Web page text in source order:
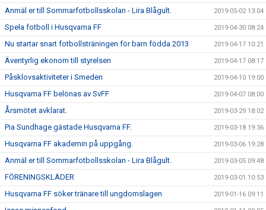
Anmäl er till Sommarfotbollsskolan - Lira Blågult. 2019-05-02 13:04
Spela fotboll i Husqvarna FF 2019-04-30 08:24
Nu startar snart fotbollsträningen för barn födda 2013 2019-04-17 10:21
Äventyrlig ekonom till styrelsen 2019-04-17 08:17
Påsklovsaktiviteter i Smeden 2019-04-10 19:00
Husqvarna FF belönas av SvFF 2019-04-07 08:00
Årsmötet avklarat. 2019-03-29 18:02
Pia Sundhage gästade Husqvarna FF. 2019-03-18 19:36
Husqvarna FF akademin på uppgång. 2019-03-06 19:28
Anmäl er till Sommarfotbollsskolan - Lira Blågult. 2019-03-05 09:48
FÖRENINGSKLÄDER 2019-03-01 10:53
Husqvarna FF söker tränare till ungdomslagen 2019-01-16 09:11